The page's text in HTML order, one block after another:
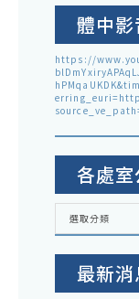
體中影
https://
各處
各
室
選取分類
最新消